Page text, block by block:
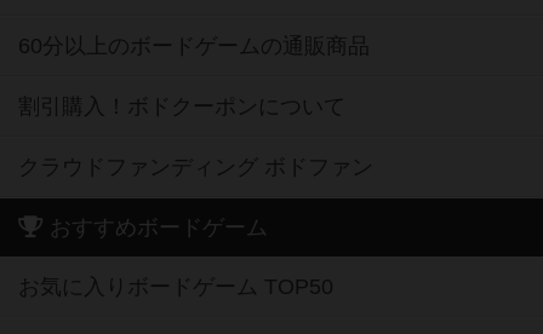
60分以上のボードゲームの通販商品
割引購入！ボドクーポンについて
クラウドファンディング ボドファン
おすすめボードゲーム
お気に入りボードゲーム TOP50